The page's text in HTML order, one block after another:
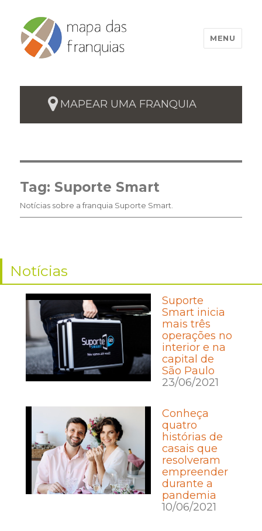
MENU
MAPEAR UMA FRANQUIA
Tag: Suporte Smart
Notícias sobre a franquia Suporte Smart.
Notícias
Suporte
Smart inicia
mais três
operações no
interior e na
capital de
São Paulo
23/06/2021
Conheça
quatro
histórias de
casais que
resolveram
empreender
durante a
pandemia
10/06/2021